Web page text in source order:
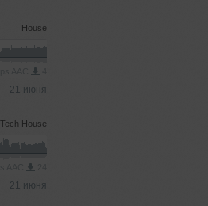
House
21 июня
Tech House
21 июня